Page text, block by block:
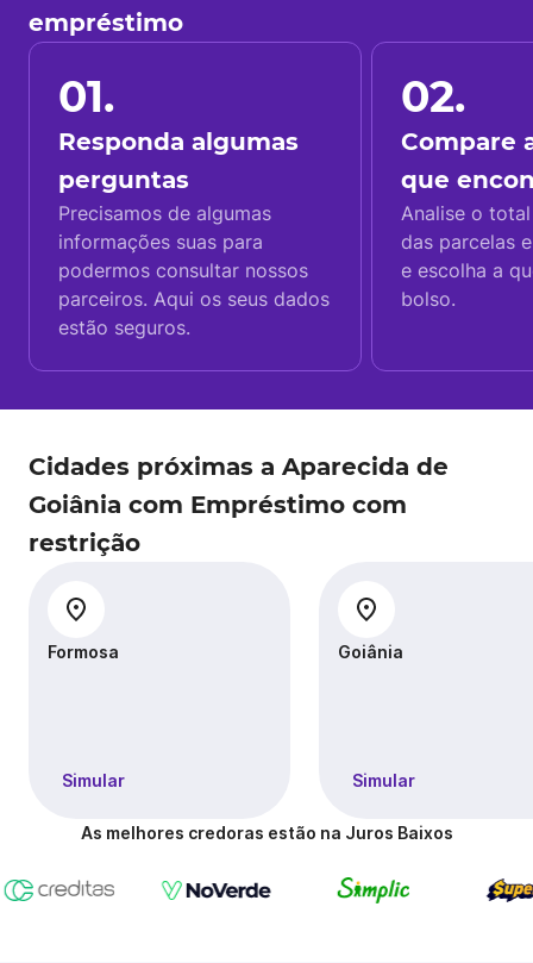
empréstimo
01.
Responda algumas
perguntas
Precisamos de algumas
informações suas para
podermos consultar nossos
parceiros. Aqui os seus dados
estão seguros.
02.
Compare
que
Analise o
das parcelas
e escolha a
bolso.
Cidades próximas a Aparecida de
Goiânia com Empréstimo com
restrição
Formosa
Simular
Goiânia
Simular
As melhores credoras estão na Juros Baixos